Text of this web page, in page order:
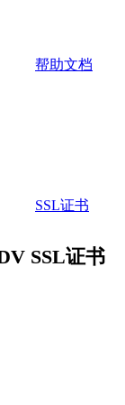
帮助文档
SSL证书
SSL证书